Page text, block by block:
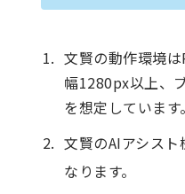
文賢の動作環境
幅1280px以上、
を想定しています。
文賢のAIアシスト
なります。